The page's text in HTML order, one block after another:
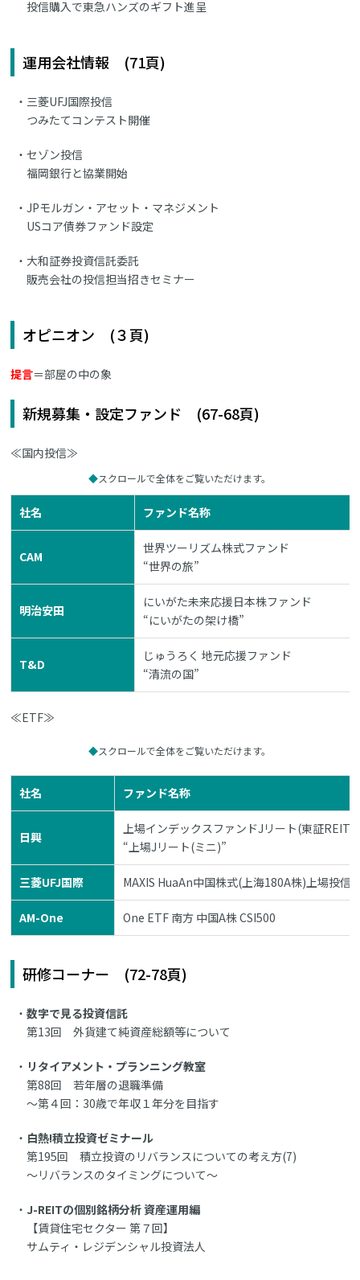
投信購入で東急ハンズのギフト進呈
運用会社情報 (71頁)
三菱UFJ国際投信
つみたてコンテスト開催
セゾン投信
福岡銀行と協業開始
JPモルガン・アセット・マネジメント
USコア債券ファンド設定
大和証券投資信託委託
販売会社の投信担当招きセミナー
オピニオン (３頁)
提言＝部屋の中の象
新規募集・設定ファンド (67-68頁)
≪国内投信≫
スクロールで全体をご覧いただけます。
社名 ファンド名称
CAM
世界ツーリズム株式ファンド
“世界の旅”
明治安田
にいがた未来応援日本株ファンド
“にいがたの架け橋”
T&D
じゅうろく 地元応援ファンド
“清流の国”
≪ETF≫
スクロールで全体をご覧いただけます。
社名 ファンド名称
日興
上場インデックスファンドJリート(東証REIT
“上場Jリート(ミニ)”
三菱UFJ国際 MAXIS HuaAn中国株式(上海180A株)上場投信
AM-One One ETF 南方 中国A株 CSI500
研修コーナー (72-78頁)
数字で見る投資信託
第13回 外貨建て純資産総額等について
リタイアメント・プランニング教室
第88回 若年層の退職準備
～第４回：30歳で年収１年分を目指す
白熱!積立投資ゼミナール
第195回 積立投資のリバランスについての考え方(7)
～リバランスのタイミングについて～
J-REITの個別銘柄分析 資産運用編
【賃貸住宅セクター 第７回】
サムティ・レジデンシャル投資法人